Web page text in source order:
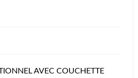
AVEC COUCHETTE